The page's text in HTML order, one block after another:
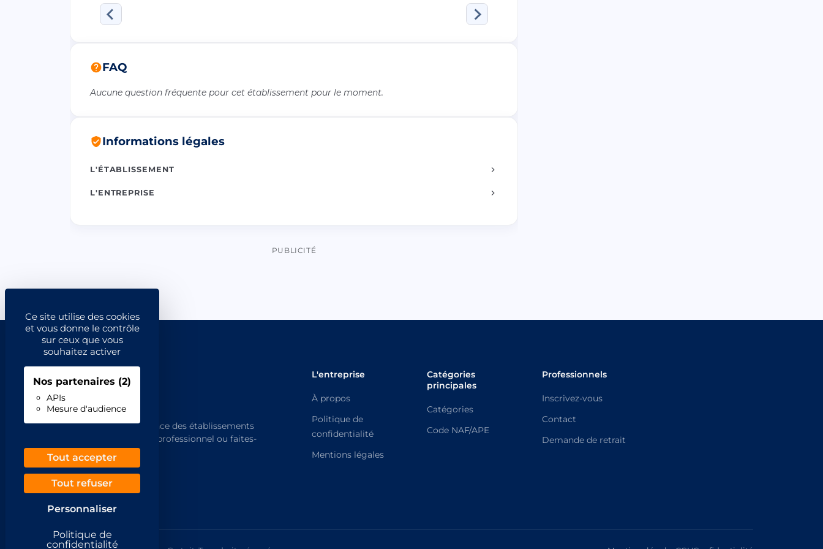
Ce site utilise des cookies
et vous donne le contrôle
sur ceux que vous
souhaitez activer
Nos partenaires (2)
APIs
Mesure d'audience
Tout accepter
Tout refuser
Personnaliser
Politique de
confidentialité
FAQ
Aucune question fréquente pour cet établissement pour le moment.
Informations légales
L'ÉTABLISSEMENT
L'ENTREPRISE
PUBLICITÉ
L'annuaire de référence des établissements
français. Trouvez un professionnel ou faites-
vous trouver.
L'entreprise
À propos
Politique de
confidentialité
Mentions légales
Catégories
principales
Catégories
Code NAF/APE
Professionnels
Inscrivez-vous
Contact
Demande de retrait